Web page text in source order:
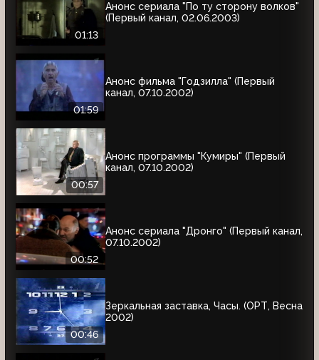
01:13
Анонс сериала "По ту сторону волков"
(Первый канал, 02.06.2003)
01:59
Анонс фильма "Годзилла" (Первый
канал, 07.10.2002)
00:57
Анонс программы "Кумиры" (Первый
канал, 07.10.2002)
00:52
Анонс сериала "Дронго" (Первый канал,
07.10.2002)
00:46
Зеркальная заставка, Часы. (ОРТ, Весна
2002)